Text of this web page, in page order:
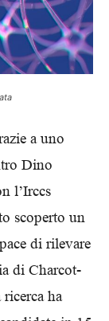
a uno
Dino
l’Irccs
scoperto un
di rilevare
di Charcot-
ha